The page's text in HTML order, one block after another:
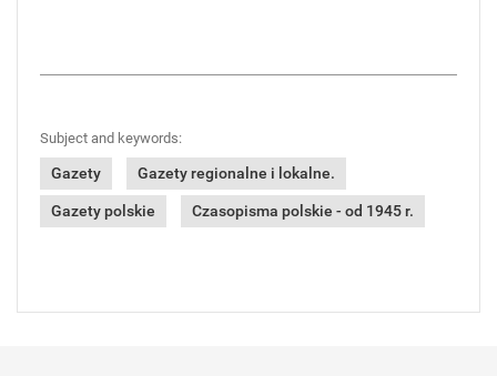
Subject and keywords:
Gazety Gazety regionalne i lokalne.
Gazety polskie Czasopisma polskie - od 1945 r.